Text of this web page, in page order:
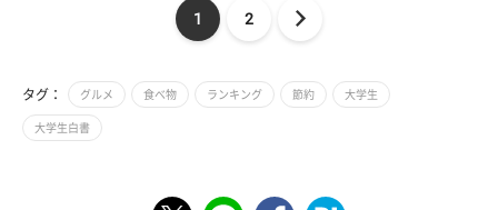
1 2
タグ： グルメ 食べ物 ランキング 節約 大学生
大学生白書